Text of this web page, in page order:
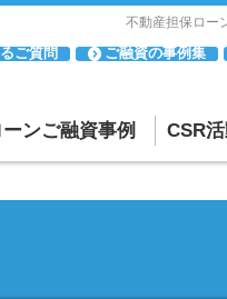
不動産担保ロー
ご質問 ご融資の事例集
ンご融資事例 CSR
につ